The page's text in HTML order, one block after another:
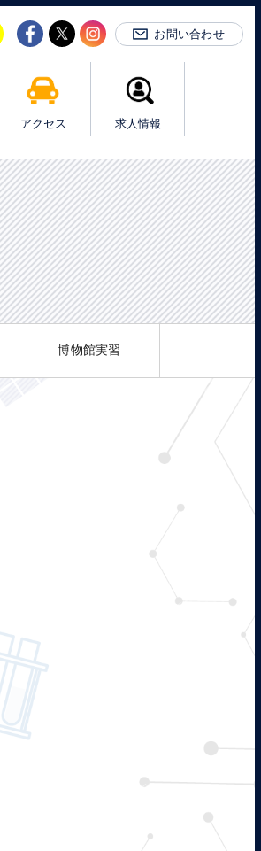
アクセス 求人情報
お問い合わせ
博物館実習